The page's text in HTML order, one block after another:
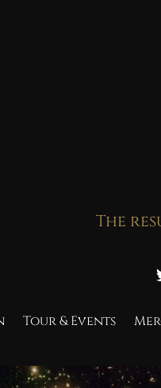
The
Tour & Events